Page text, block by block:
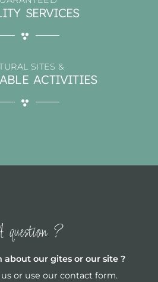
SERVICES
SITES &
ACTIVITIES
?
about our gites or our site ?
or use our contact form.